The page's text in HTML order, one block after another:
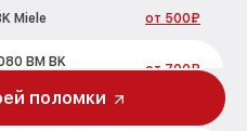
Miele от 500₽
BM BK
от 700₽
от 500₽
поломки